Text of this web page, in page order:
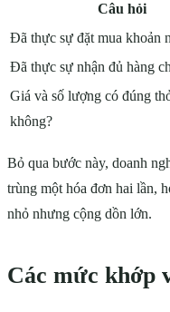
Câu hỏi
Đã thực sự đặt mua khoản
Đã thực sự nhận đủ hàng
Giá và số lượng có đúng
không?
Bỏ qua bước này, doanh
trùng một hóa đơn hai lần,
nhỏ nhưng cộng dồn lớn.
Các mức khớp